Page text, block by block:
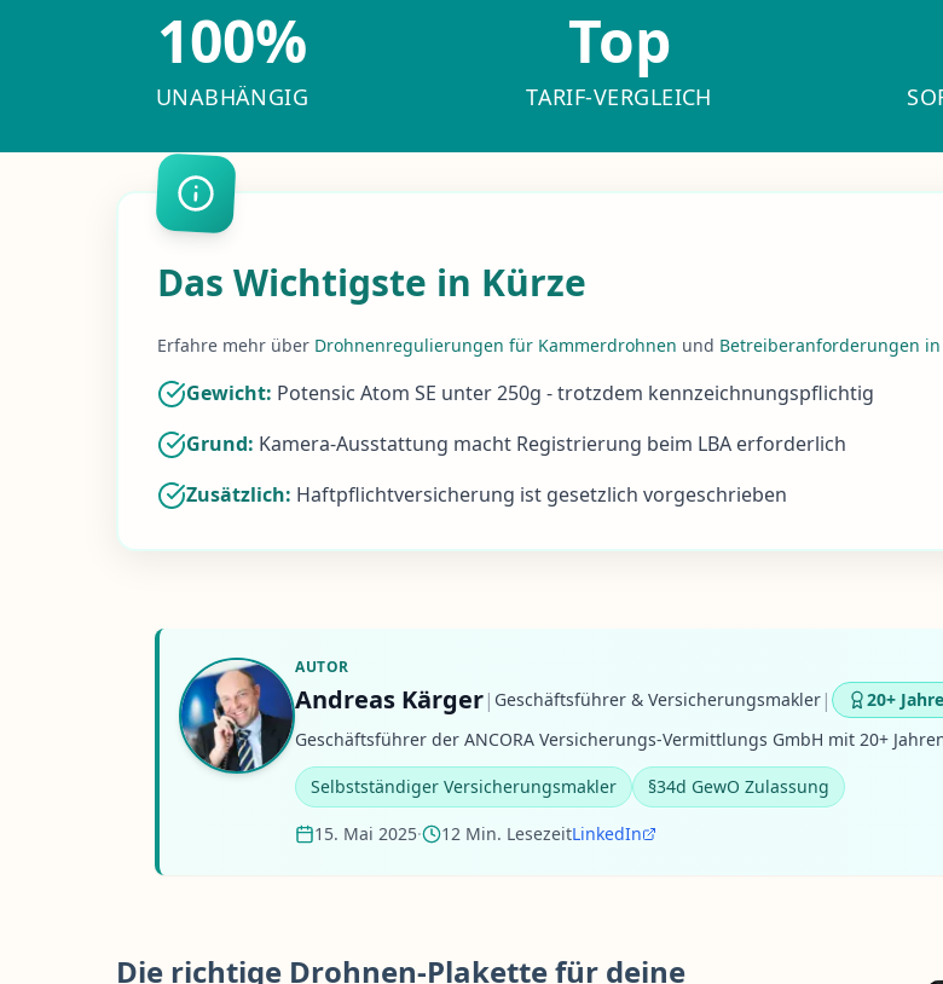
100%
UNABHÄNGIG
Top
TARIF-VERGLEICH
Das Wichtigste in Kürze
Erfahre mehr über Drohnenregulierungen für Kammerdrohnen und Betreiberanforderungen
Gewicht: Potensic Atom SE unter 250g - trotzdem kennzeichnungspflichtig
Grund: Kamera-Ausstattung macht Registrierung beim LBA erforderlich
Zusätzlich: Haftpflichtversicherung ist gesetzlich vorgeschrieben
AUTOR
Andreas Kärger| Geschäftsführer & Versicherungsmakler |
20+
Geschäftsführer der ANCORA Versicherungs-Vermittlungs GmbH mit 20+
Selbstständiger Versicherungsmakler §34d GewO Zulassung
15. Mai 2025· 12 Min. LesezeitLinkedIn
Die richtige Drohnen-Plakette für deine